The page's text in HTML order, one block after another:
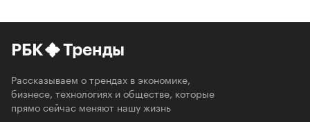
РБК Тренды
Рассказываем о трендах в экономике,
бизнесе, технологиях и обществе, которые
прямо сейчас меняют нашу жизнь